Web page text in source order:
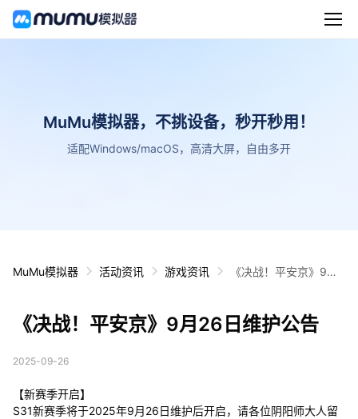
MuMu模拟器，不挑设备，秒开秒用！
适配Windows/macOS，高清大屏，自由多开
MuMu模拟器 活动资讯 游戏资讯
《决战！平安京》9月2
《决战！平安京》9月26日维护公告
2025-09-26
【新赛季开启】
S31新赛季将于2025年9月26日维护后开启，请各位阴阳师大人留